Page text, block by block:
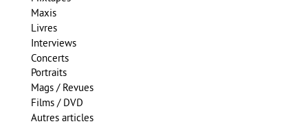
Maxis
Livres
Interviews
Concerts
Portraits
Mags / Revues
Films / DVD
Autres articles